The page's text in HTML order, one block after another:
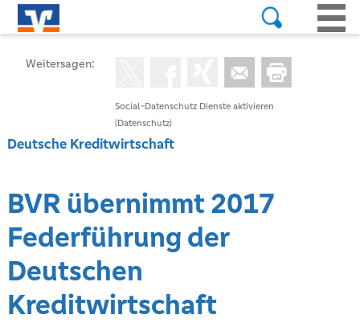
Social-Datenschutz Dienste aktivieren
(Datenschutz)
Weitersagen:
Deutsche Kreditwirtschaft
BVR übernimmt 2017
Federführung der
Deutschen
Kreditwirtschaft